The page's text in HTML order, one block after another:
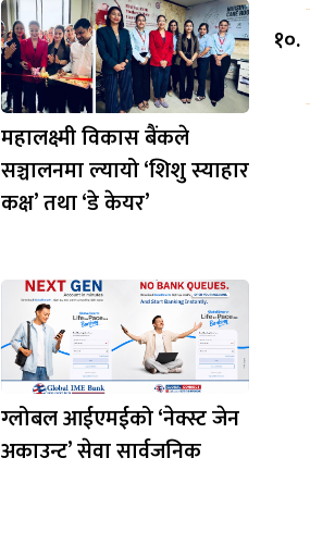
महालक्ष्मी विकास बैंकले
सञ्चालनमा ल्यायो ‘शिशु स्याहार
कक्ष’ तथा ‘डे केयर’
ग्लोबल आईएमईको ‘नेक्स्ट जेन
अकाउन्ट’ सेवा सार्वजनिक